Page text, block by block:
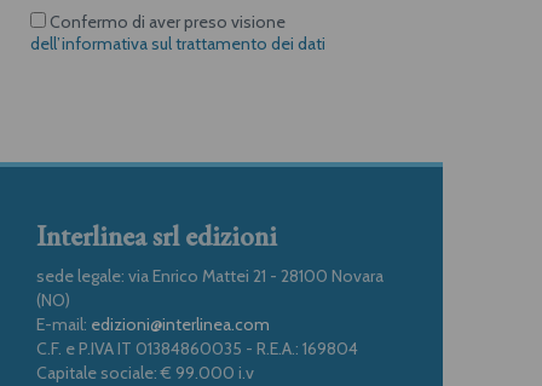
Confermo di aver preso visione
dell’informativa sul trattamento dei dati
Interlinea srl edizioni
sede legale: via Enrico Mattei 21 - 28100 Novara
(NO)
E-mail: edizioni@interlinea.com
C.F. e P.IVA IT 01384860035 - R.E.A.: 169804
Capitale sociale: € 99.000 i.v